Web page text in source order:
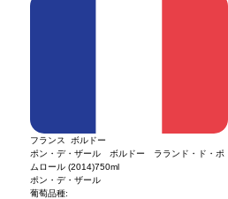
うとする肖像画のコレクションを展示しまし
的歴史を融合させたYan Pei-Mingは、文化間
と黒の組み合わせ、または赤と白の組み合わ
ンウェットオイルペイントですばやく作業す
に長い、モップサイズのブラシを使用するこ
させる長い後味が残るエレガントなワイン。
収めました。2003年に、彼のヴェネツィア
際的な場面で彼の仕事を確立しました。6年
され、そこで彼はレオナルドダヴィンチのモ
うとする肖像画のコレクションを展示しまし
的歴史を融合させたYan Pei-Mingは、文化間
と黒の組み合わせ、または赤と白の組み合わ
ンウェットオイルペイントですばやく作業す
に長い、モップサイズのブラシを使用するこ
フランス ボルドー
ポン・デ・ザール ボルドー ラランド・ド・ポ
ムロール (2014)750ml
ポン・デ・ザール
葡萄品種: